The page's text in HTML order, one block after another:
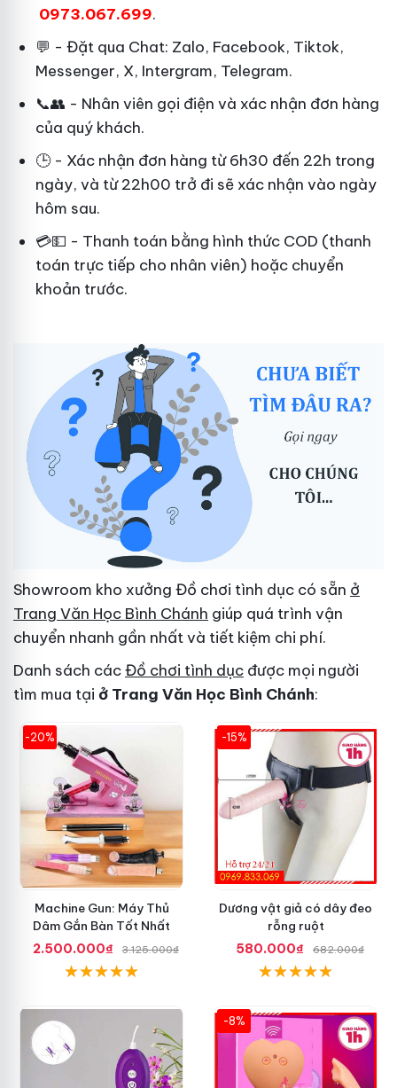
0973.067.699.
💬 - Đặt qua Chat: Zalo, Facebook, Tiktok,
Messenger, X, Intergram, Telegram.
📞👥 - Nhân viên gọi điện và xác nhận đơn hàng
của quý khách.
🕒 - Xác nhận đơn hàng từ 6h30 đến 22h trong
ngày, và từ 22h00 trở đi sẽ xác nhận vào ngày
hôm sau.
💳💵 - Thanh toán bằng hình thức COD (thanh
toán trực tiếp cho nhân viên) hoặc chuyển
khoản trước.
Showroom kho xưởng Đồ chơi tình dục có sẵn ở
Trang Văn Học Bình Chánh giúp quá trình vận
chuyển nhanh gần nhất và tiết kiệm chi phí.
Danh sách cácĐồ chơi tình dục được mọi người
tìm mua tại ở Trang Văn Học Bình Chánh:
-20%
Machine Gun: Máy Thủ
Dâm Gắn Bàn Tốt Nhất
2.500.000₫
3.125.000₫
-15%
Dương vật giả có dây đeo
rỗng ruột
580.000₫
682.000₫
-8%